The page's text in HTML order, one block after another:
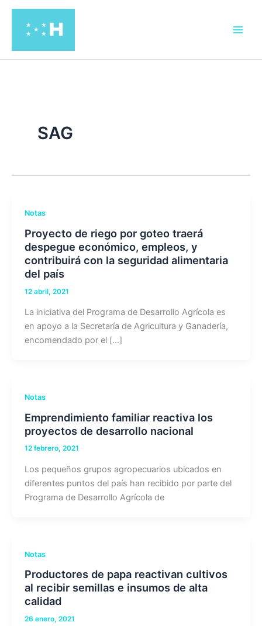
contenido
SAG
Notas
Proyecto de riego por goteo traerá
despegue económico, empleos, y
contribuirá con la seguridad alimentaria
del país
12 abril, 2021
La iniciativa del Programa de Desarrollo Agrícola es
en apoyo a la Secretaría de Agricultura y Ganadería,
encomendado por el […]
Notas
Emprendimiento familiar reactiva los
proyectos de desarrollo nacional
12 febrero, 2021
Los pequeños grupos agropecuarios ubicados en
diferentes puntos del país han recibido por parte del
Programa de Desarrollo Agrícola de
Notas
Productores de papa reactivan cultivos
al recibir semillas e insumos de alta
calidad
26 enero, 2021